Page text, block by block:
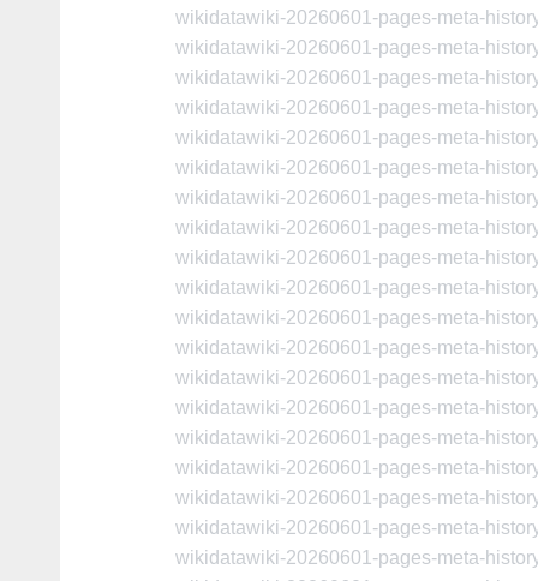
wikidatawiki-20260601-pages-meta-
wikidatawiki-20260601-pages-meta-
wikidatawiki-20260601-pages-meta-
wikidatawiki-20260601-pages-meta-
wikidatawiki-20260601-pages-meta-
wikidatawiki-20260601-pages-meta-
wikidatawiki-20260601-pages-meta-
wikidatawiki-20260601-pages-meta-
wikidatawiki-20260601-pages-meta-
wikidatawiki-20260601-pages-meta-
wikidatawiki-20260601-pages-meta-
wikidatawiki-20260601-pages-meta-
wikidatawiki-20260601-pages-meta-
wikidatawiki-20260601-pages-meta-
wikidatawiki-20260601-pages-meta-
wikidatawiki-20260601-pages-meta-
wikidatawiki-20260601-pages-meta-
wikidatawiki-20260601-pages-meta-
wikidatawiki-20260601-pages-meta-